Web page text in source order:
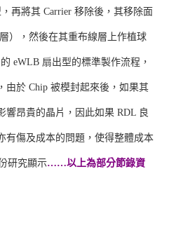
再將其 Carrier 移除後，其移除面
），然後在其重布線層上作植球
eWLB 扇出型的標準製作流程，
由於 Chip 被模封起來後，如果其
響昂貴的晶片，因此如果 RDL 良
有傷及成本的問題，使得整體成本
研究顯示……以上為部分節錄資